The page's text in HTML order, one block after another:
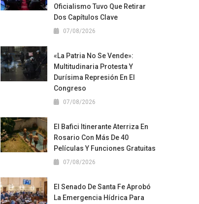
Oficialismo Tuvo Que Retirar
Dos Capítulos Clave
07/08/2026
«La Patria No Se Vende»:
Multitudinaria Protesta Y
Durísima Represión En El
Congreso
07/08/2026
El Bafici Itinerante Aterriza En
Rosario Con Más De 40
Películas Y Funciones Gratuitas
07/08/2026
El Senado De Santa Fe Aprobó
La Emergencia Hídrica Para